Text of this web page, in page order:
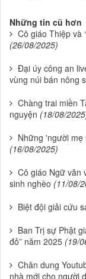
Những tin cũ hơn
Cô giáo Thiệp và
(26/08/2025)
Đại úy công an
vùng núi bán nông
Chàng trai miền
nguyện (18/08/
Những 'người
(16/08/2025)
Cô giáo Ngữ văn
sinh nghèo (11/08/
Biệt đội giải cứu
Ban Trị sự Phật
đỏ” năm 2025 (19/
Chân dung
nhà mới cho người